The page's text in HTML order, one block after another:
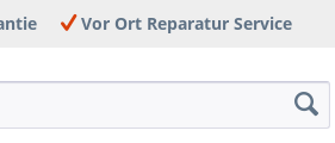
Vor Ort Reparatur Service